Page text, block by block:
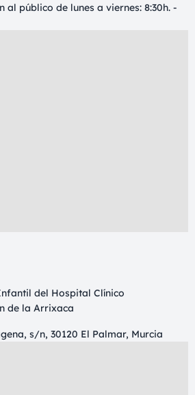
al público de lunes a viernes: 8:30h. -
del Hospital Clínico
de la Arrixaca
s/n, 30120 El Palmar, Murcia